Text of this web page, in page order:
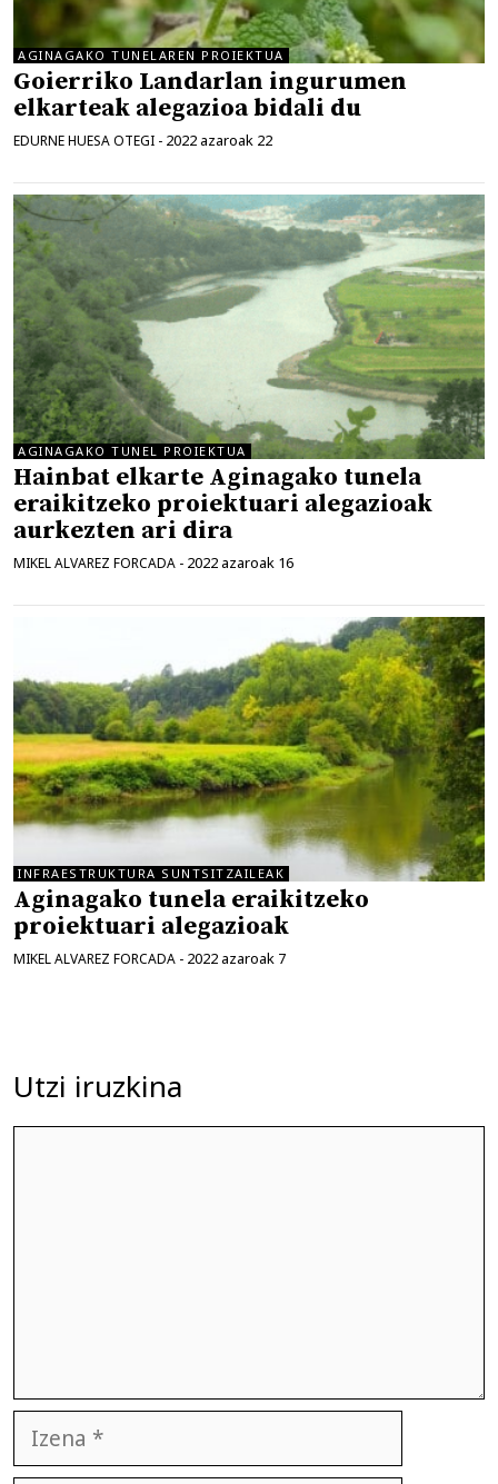
AGINAGAKO TUNELAREN PROIEKTUA
Goierriko Landarlan ingurumen
elkarteak alegazioa bidali du
EDURNE HUESA OTEGI - 2022 azaroak 22
AGINAGAKO TUNEL PROIEKTUA
Hainbat elkarte Aginagako tunela
eraikitzeko proiektuari alegazioak
aurkezten ari dira
MIKEL ALVAREZ FORCADA - 2022 azaroak 16
INFRAESTRUKTURA SUNTSITZAILEAK
Aginagako tunela eraikitzeko
proiektuari alegazioak
MIKEL ALVAREZ FORCADA - 2022 azaroak 7
Utzi iruzkina